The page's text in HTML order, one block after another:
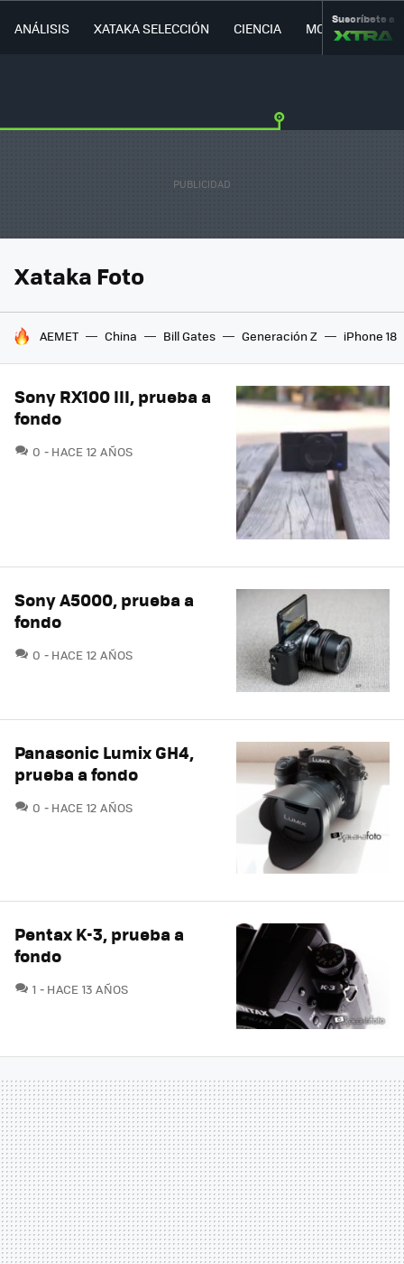
ANÁLISIS XATAKA SELECCIÓN CIENCIA MOVILIDAD
Suscríbete a
Xataka Foto
HOY SE HABLA DE
AEMET China Bill Gates Generación Z iPhone 18
Sony RX100 III, prueba a
fondo
0 COMENTARIOS
HACE 12 AÑOS
Sony A5000, prueba a
fondo
0 COMENTARIOS
HACE 12 AÑOS
Panasonic Lumix GH4,
prueba a fondo
0 COMENTARIOS
HACE 12 AÑOS
Pentax K-3, prueba a
fondo
1 COMENTARIOS
HACE 13 AÑOS